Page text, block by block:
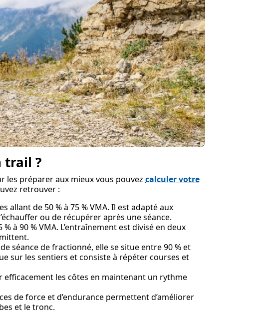
trail ?
préparer aux mieux vous pouvez calculer votre
retrouver :
allant de 50 % à 75 % VMA. Il est adapté aux
ou de récupérer après une séance.
à 90 % VMA. L’entraînement est divisé en deux
séance de fractionné, elle se situe entre 90 % et
sur les sentiers et consiste à répéter courses et
efficacement les côtes en maintenant un rythme
de force et d’endurance permettent d’améliorer
et le tronc.